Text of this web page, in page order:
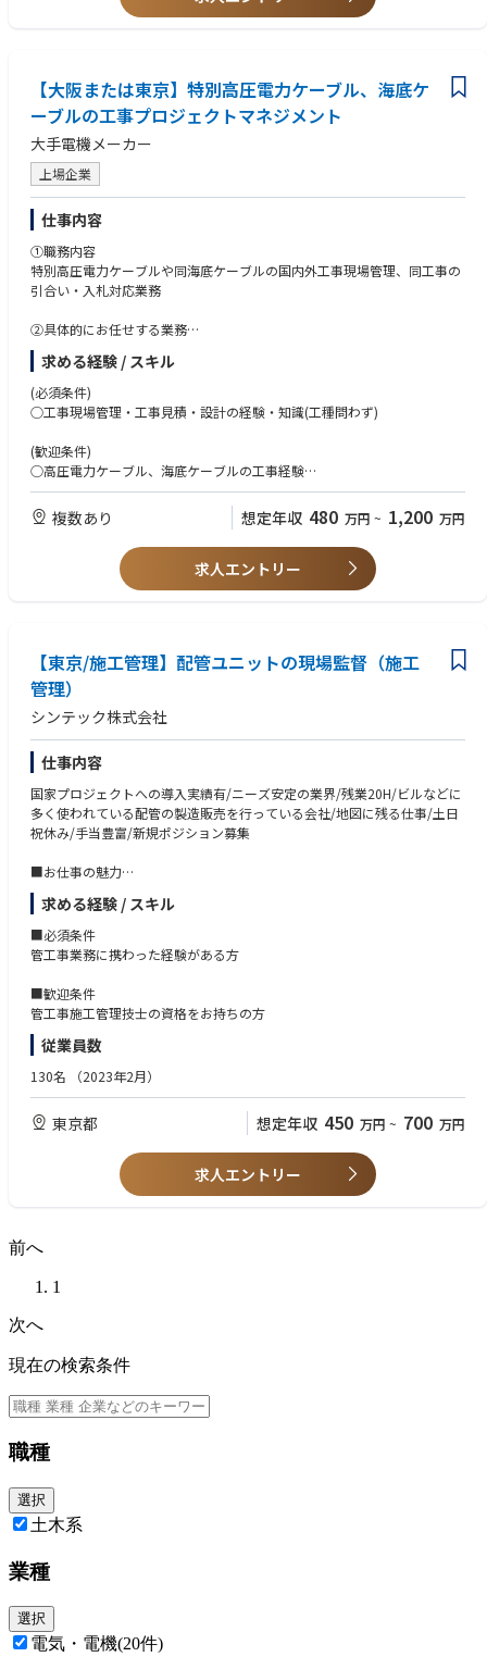
す。また新築および既存のファシリティを最大限に活用し、社内外（ゼネ
【この職種における強み】
一般的に対顧客へのアクションを実行する営業部門と、製品生産・事業拡
大に伴う自社拠点をプロジェクトする生産部門・施設部門と、それぞれで
業務遂行されるケースが多いと推察します。
一方で、本職種は営業部と生産部門とのブリッジの役割を担える組織であ
るため、自社プロジェクトで得られたノウハウを新たなソリューションと
して市場展開するという事業貢献も果たせる強みがあります。
【大阪または東京】特別高圧電力ケーブル、海底ケ
ーブルの工事プロジェクトマネジメント
大手電機メーカー
上場企業
仕事内容
①職務内容
特別高圧電力ケーブルや同海底ケーブルの国内外工事現場管理、同工事の
引合い・入札対応業務
②具体的にお任せする業務
現場代人・プロジェクトマネージャ・現場主任技術者として、現場におけ
る品質管理・安全管理・労務管理・客先折衝・外注管理、等現場管理全
般。
社内担当としては、客先折衝、工事設計、工程立案、見積作成、関係部門
調整、書類作成業務、等
求める経験 / スキル
(必須条件)
○工事現場管理・工事見積・設計の経験・知識(工種問わず)
(歓迎条件)
○高圧電力ケーブル、海底ケーブルの工事経験
○ケーブルもしくは電力関連の会社での勤務経験
○土木工事や通信工事、発変電機器などの現場工事管理経験
○1級電気工事施工管理、1級土木工事施工管理 資格
○海外工事現場管理経験
複数あり 想定年収 480 万円 ~ 1,200 万円
求人エントリー
【東京/施工管理】配管ユニットの現場監督（施工
管理）
シンテック株式会社
仕事内容
国家プロジェクトへの導入実績有/ニーズ安定の業界/残業20H/ビルなどに
多く使われている配管の製造販売を行っている会社/地図に残る仕事/土日
祝休み/手当豊富/新規ポジション募集
■お仕事の魅力
自分の関わった建物を実際に目にするときはとてもやりがいに感じます！
地図に残る仕事に携わることができ、実際に建物をご利用になる方に快適
さを感じて頂くことができるのは大きな喜びを感じることができます。
当社の扱う鋼管は、建物を新しく建てる時だけでなく、定期的な交換も必
り、残業時間20時間程度と、労働環境も大きく改善されています。
顧客からのニーズ拡大に伴い、いままで搬入までをメインで行っていまし
たが設置工事まで担当させていただくことになりましたので増員募集とな
ります。
■業務内容：【変更の範囲：会社の定める業務】
を現場へ搬入し、設置工事を行う際の現場指揮をお任せします。工事規模
にもよりますが外注のスタッフ2～10名ほどを管理していただきます。
・設計図面の確認・修正作業
・原価管理
【取扱商材】
【工事について】
工事現場で使われる配管（プレハブ管）の製作及びポンプ、配管などのユ
ニットを製作しています。
ユニットを納めるにあたり、ユニット周辺の工事、ユニット以外、機械室
及び屋上全ての施工します。
います。
■組織構成：
営業部ユニットチームへの配属となります。
50代1名、40代2名、30代2名、20代1名で構成されています。
■事業概要：
当社は、“加工管のプロフェッショナル”として各種建造物や水道用配管の
求める経験 / スキル
■必須条件
管工事業務に携わった経験がある方
■歓迎条件
管工事施工管理技士の資格をお持ちの方
従業員数
130名 （2023年2月）
東京都 想定年収 450 万円 ~ 700 万円
求人エントリー
前へ
1
次へ
現在の検索条件
職種
選択
土木系
業種
選択
電気・電機(20件)